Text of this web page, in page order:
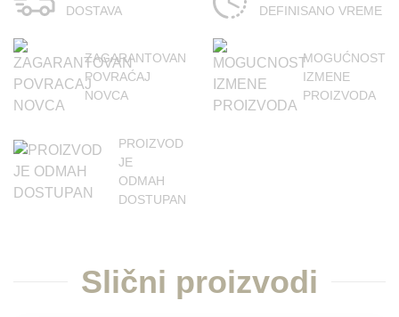
DOSTAVA
DEFINISANO VREME
ZAGARANTOVAN
POVRAĆAJ
NOVCA
MOGUĆNOST
IZMENE
PROIZVODA
PROIZVOD
JE
ODMAH
DOSTUPAN
Slični proizvodi